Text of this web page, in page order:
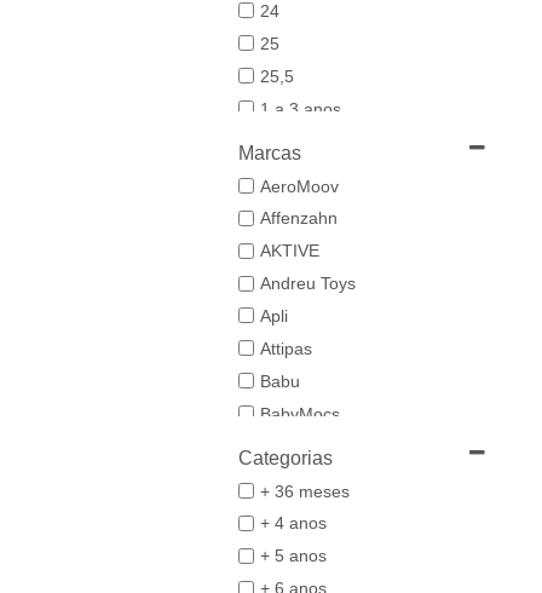
24
25
25,5
1 a 3 anos
29/30
3 a 6 anos
31
32/33
Marcas
AeroMoov
Affenzahn
AKTIVE
Andreu Toys
Apli
Attipas
Babu
BabyMocs
Babywoods
Categorias
+ 36 meses
+ 4 anos
+ 5 anos
+ 6 anos